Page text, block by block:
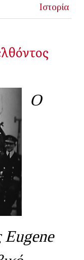
Ιστορία
Ο
Eugene